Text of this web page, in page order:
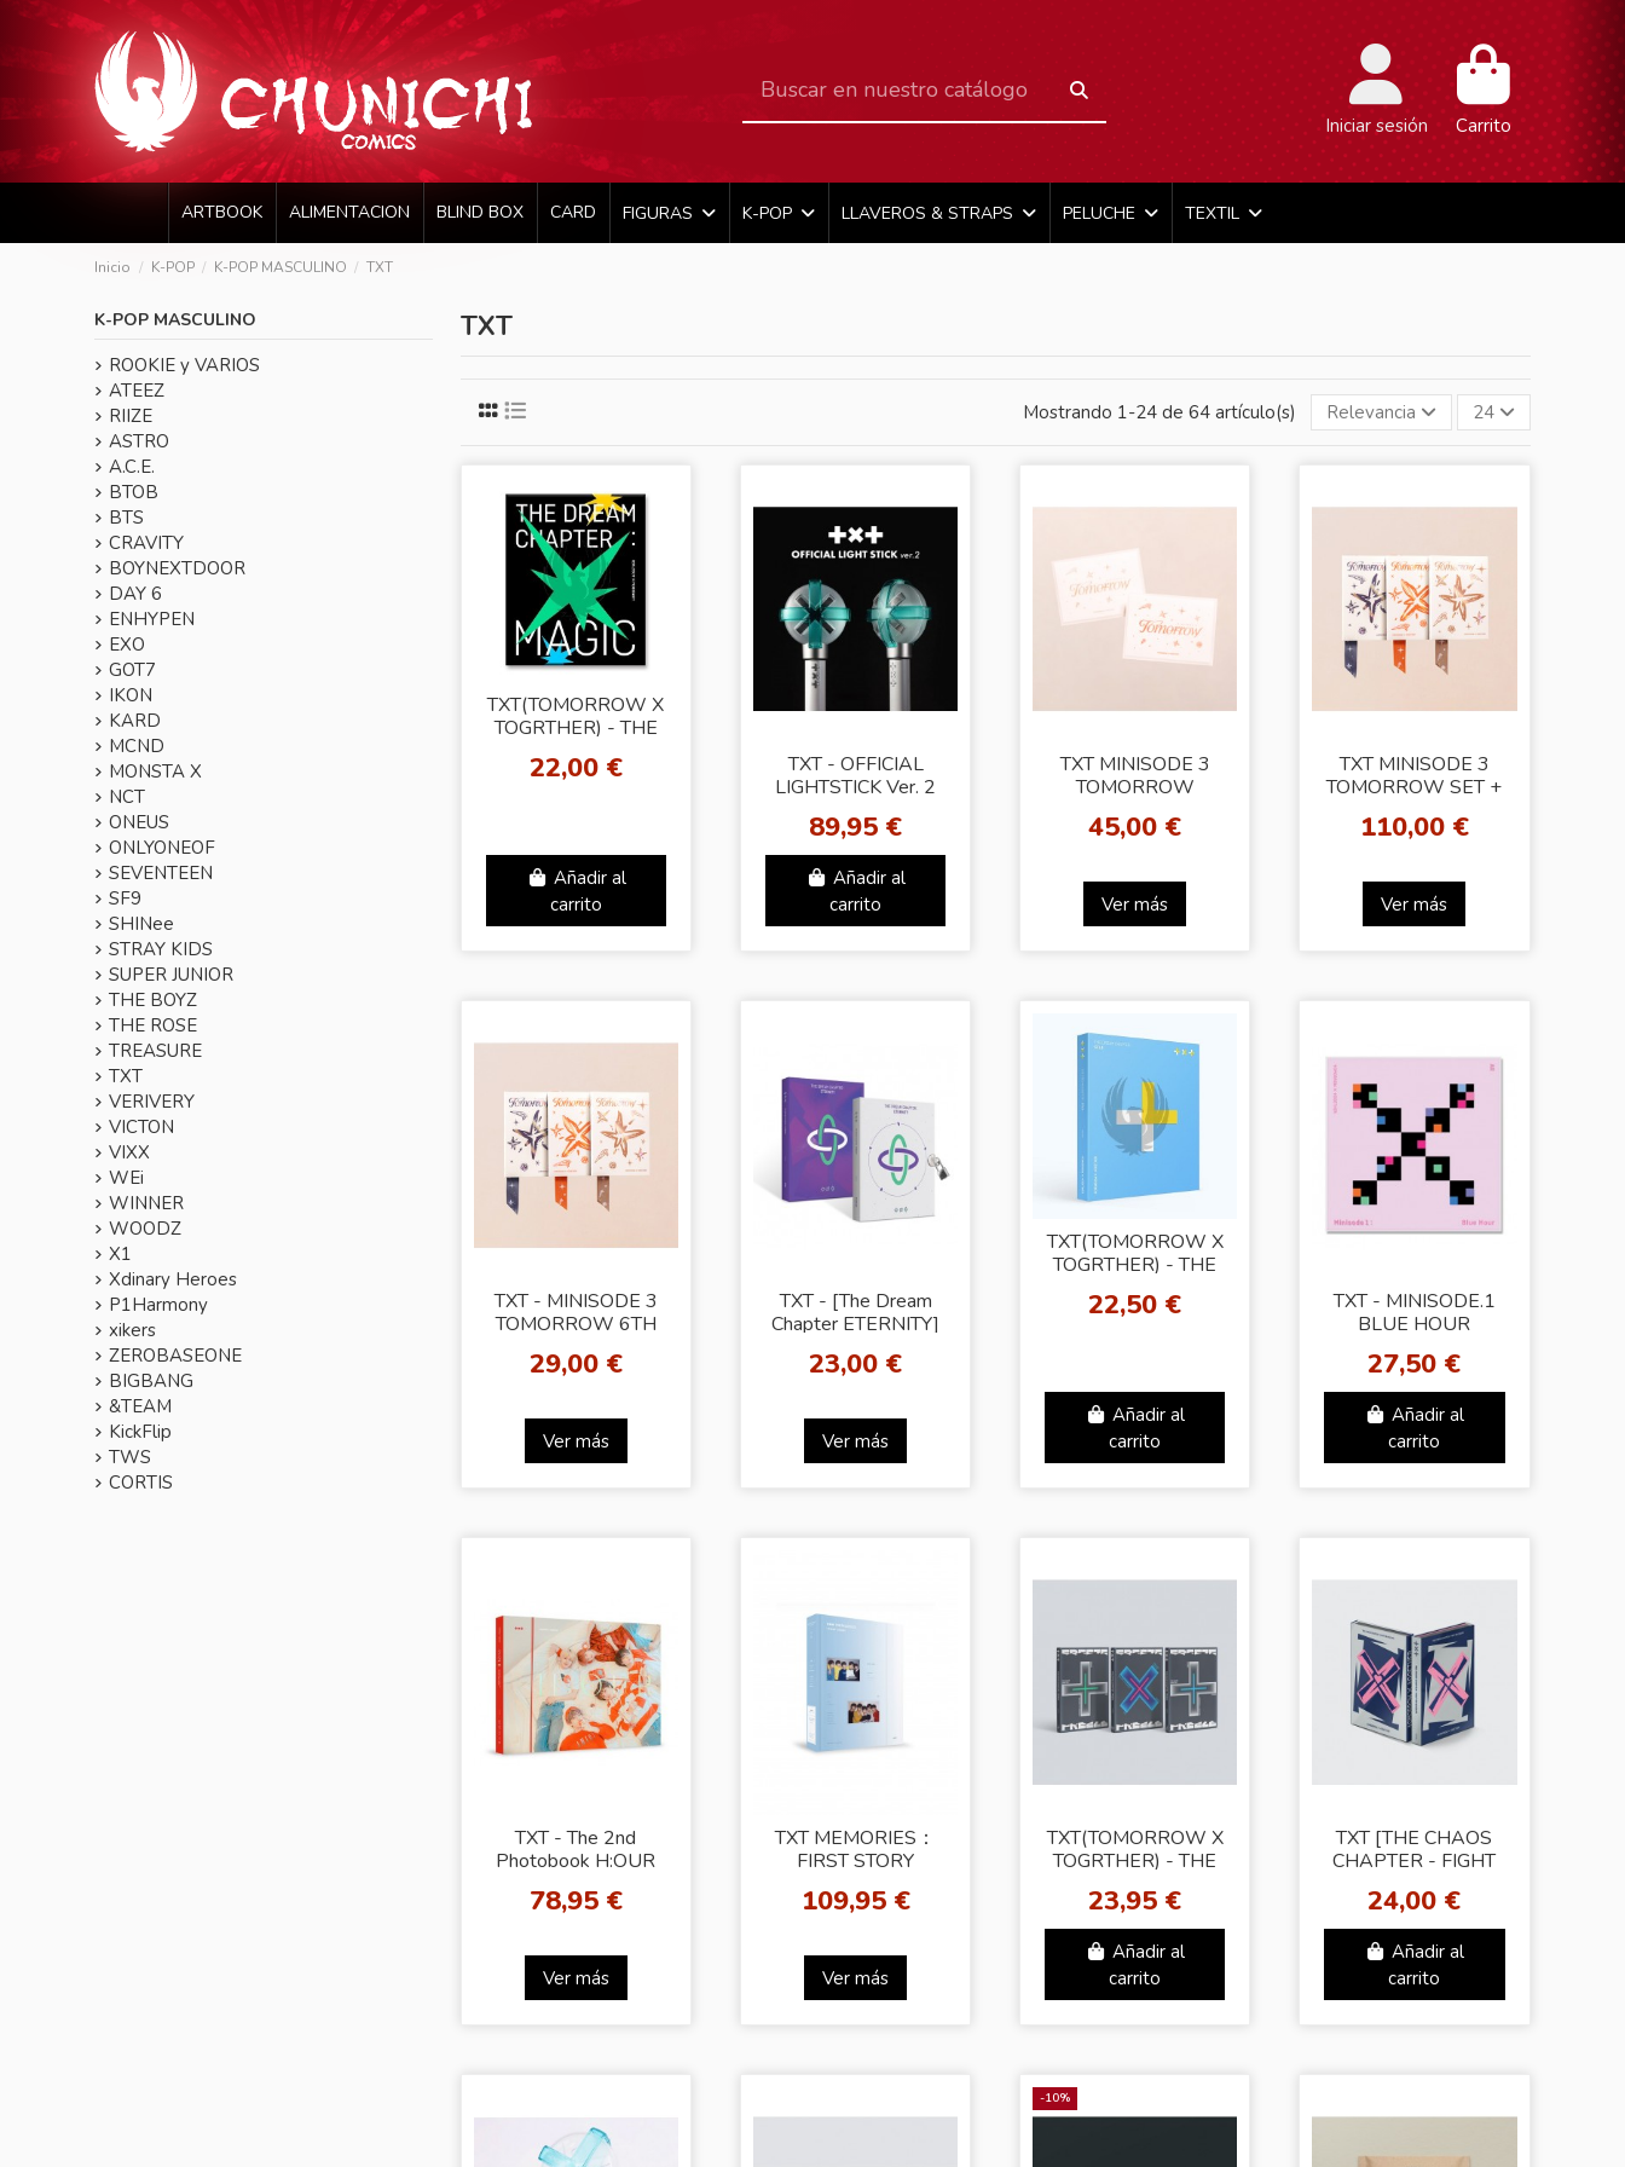
Iniciar sesión Carrito
ARTBOOK ALIMENTACION BLIND BOX CARD FIGURAS K-POP LLAVEROS & STRAPS PELUCHE TEXTIL
Inicio K-POP K-POP MASCULINO TXT
TXT
Mostrando 1-24 de 64 artículo(s) Relevancia 24
TXT(TOMORROW X
TOGRTHER) - THE
MAGIC [Random
22,00 €
Añadir al
carrito
TXT - OFFICIAL
LIGHTSTICK Ver. 2
89,95 €
Añadir al
carrito
TXT MINISODE 3
TOMORROW
WS GIFT
45,00 €
Ver más
TXT MINISODE 3
TOMORROW SET +
110,00 €
Ver más
TXT - MINISODE 3
TOMORROW 6TH
Random Photocard
29,00 €
Ver más
TXT - [The Dream
Chapter ETERNITY]
23,00 €
Ver más
TXT(TOMORROW X
TOGRTHER) - THE
STAR
22,50 €
Añadir al
carrito
TXT - MINISODE.1
BLUE HOUR
27,50 €
Añadir al
carrito
TXT - The 2nd
Photobook H:OUR
78,95 €
Ver más
TXT MEMORIES：
FIRST STORY
109,95 €
Ver más
TXT(TOMORROW X
TOGRTHER) - THE
FREEZE [Random
Ver.]
23,95 €
Añadir al
carrito
TXT [THE CHAOS
CHAPTER - FIGHT
(Random Ver.)
24,00 €
Añadir al
carrito
-10%
K-POP MASCULINO
ROOKIE y VARIOS
ATEEZ
RIIZE
ASTRO
A.C.E.
BTOB
BTS
CRAVITY
BOYNEXTDOOR
DAY 6
ENHYPEN
EXO
GOT7
IKON
KARD
MCND
MONSTA X
NCT
ONEUS
ONLYONEOF
SEVENTEEN
SF9
SHINee
STRAY KIDS
SUPER JUNIOR
THE BOYZ
THE ROSE
TREASURE
TXT
VERIVERY
VICTON
VIXX
WEi
WINNER
WOODZ
X1
Xdinary Heroes
P1Harmony
xikers
ZEROBASEONE
BIGBANG
&TEAM
KickFlip
TWS
CORTIS